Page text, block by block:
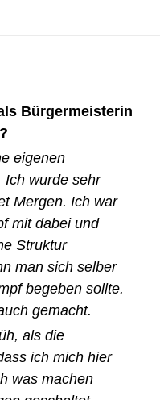
Bürgermeisterin
eigenen
Ich wurde sehr
Mergen. Ich war
mit dabei und
Struktur
man sich selber
begeben sollte.
gemacht.
als die
ich mich hier
was machen